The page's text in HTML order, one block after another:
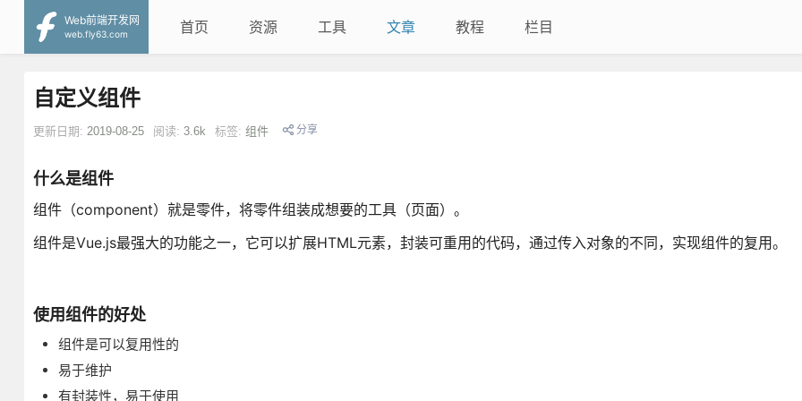
Web前端开发网
web.fly63.com
首页 资源 工具 文章 教程 栏目
自定义组件
更新日期: 2019-08-25 阅读: 3.6k 标签: 组件 分享
什么是组件
组件（component）就是零件，将零件组装成想要的工具（页面）。
组件是Vue.js最强大的功能之一，它可以扩展HTML元素，封装可重用的代码，通过传入对象的不同，实现组件的复用。
使用组件的好处
组件是可以复用性的
易于维护
有封装性，易于使用